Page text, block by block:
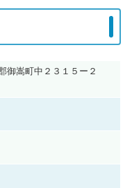
御嵩町中２３１５ー２